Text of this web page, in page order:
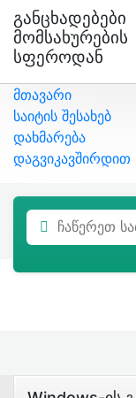
Განცხადებები
Მომსახურების
Სფეროდან
მთავარი
საიტის შესახებ
დახმარება
დაგვიკავშირდით